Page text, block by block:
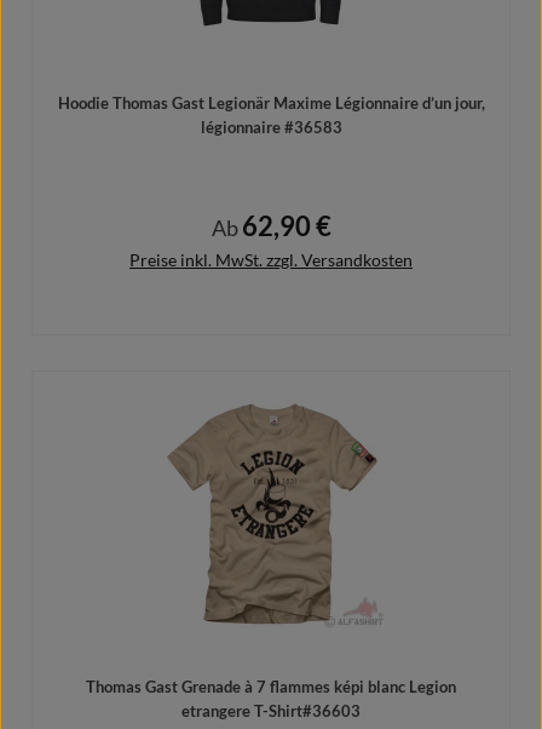
Hoodie Thomas Gast Legionär Maxime Légionnaire d’un jour,
légionnaire #36583
Regulärer Preis:
Ab62,90 €
Preise inkl. MwSt. zzgl. Versandkosten
Details
Thomas Gast Grenade à 7 flammes képi blanc Legion
etrangere T-Shirt#36603